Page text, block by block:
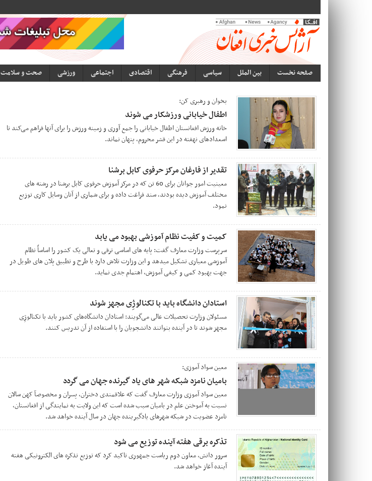
صفحه نخست بین الملل سیاسی فرهنگی اقتصادی اجتماعی ورزشی صحت و سلامت
بخوان و رهبری کن:
اطفال خیابانی ورزشکار می شوند
خانه ورزش افغانستان اطفال خیابانی را جمع آوری و زمینه ورزش را برای آنها فراهم می‌کند تا
اسعدادهای نهفته در این قشر محروم، پنهان نماند.
تقدیر از فارغان مرکز حرفوی کابل برشنا
معینیت امور جوانان برای 60 تن که در مرکز آموزش حرفوی کابل برشنا در رشته های
مختلف آموزش دیده بودند، سند فراغت داده و برای شماری از آنان وسایل کاری توزیع
نمود.
کمیت و کفیت نظام آموزشی بهبود می یابد
سرپرست وزارت معارف گفت: پایه های اساسی ترقی و تعالی یک کشور را اساساً نظام
آموزشی معیاری تشکیل میدهد و این وزارت تلاش دارد با طرح و تطبیق پلان های طویل در
جهت بهبود کمی و کیفی آموزش، اهتمام جدی نماید.
استادان دانشگاه‌‌ باید با تکنالوژِی مجهز شوند
مسئولان وزارت تحصیلات عالی می‌گویند: استادان دانشگاه‌‌های کشور باید با تکنالوژِی
مجهز شوند تا در آینده بتوانند دانشجویان را با استفاده از آن تدریس کنند.
معین سواد آموزی:
بامیان نامزد شبکه شهر های یاد گیرنده جهان می گردد
معین سواد آموزی وزارت معارف گفت که علاقمندی دختران، پسران و مخصوصآ کهن سالان
نسبت به آموختن علم در بامیان سبب شده است که این ولایت به نمایندگی از افغانستان،
نامزد عضویت در شبکه شهرهای یادگیرینده جهان در سال آینده خواهد شد.
تذکره برقی هفته آینده توزیع می شود
سرور دانش، معاون دوم ریاست جمهوری تاکید کرد که توزیع تذکره های الکترونیکی هفته
آینده آغاز خواهد شد.